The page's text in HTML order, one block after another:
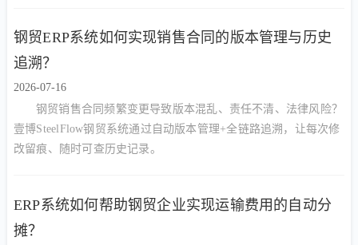
钢贸ERP系统如何实现销售合同的版本管理与历史
追溯？
2026-07-16
钢贸销售合同频繁变更导致版本混乱、责任不清、法律风险？
壹博SteelFlow钢贸系统通过自动版本管理+全链路追溯，让每次修
改留痕、随时可查历史记录。
ERP系统如何帮助钢贸企业实现运输费用的自动分
摊？